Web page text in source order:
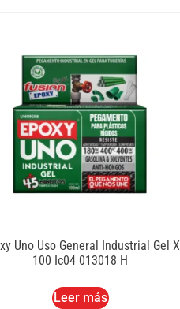
Uno Uso General Industrial Gel X
100 Ic04 013018 H
Leer más